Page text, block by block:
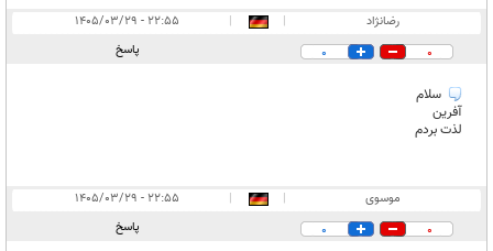
رضانژاد |
|
۲۲:۵۵ - ۱۴۰۵/۰۳/۲۹
0
0 پاسخ
سلام
آفرین
لذت بردم
موسوی |
|
۲۲:۵۵ - ۱۴۰۵/۰۳/۲۹
0
0 پاسخ